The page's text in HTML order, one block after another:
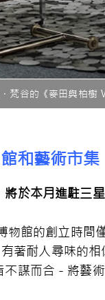
梵谷的《麥田與柏樹
和藝術市集
於本月進駐三
物館的創立時
著耐人尋味的
謀而合－將藝